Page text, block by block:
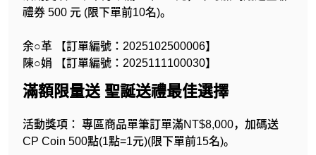
禮券 500 元 (限下單前10名)。
余○革 【訂單編號：2025102500006】
陳○娟 【訂單編號：2025111100030】
滿額限量送 聖誕送禮最佳選擇
活動獎項： 專區商品單筆訂單滿NT$8,000，加碼送
CP Coin 500點(1點=1元)(限下單前15名)。